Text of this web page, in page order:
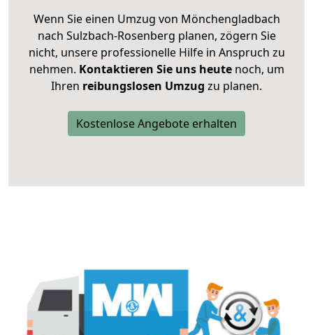
Wenn Sie einen Umzug von Mönchengladbach
nach Sulzbach-Rosenberg planen, zögern Sie
nicht, unsere professionelle Hilfe in Anspruch zu
nehmen. Kontaktieren Sie uns heutenoch, um
Ihren reibungslosen Umzug zu planen.
Kostenlose Angebote erhalten